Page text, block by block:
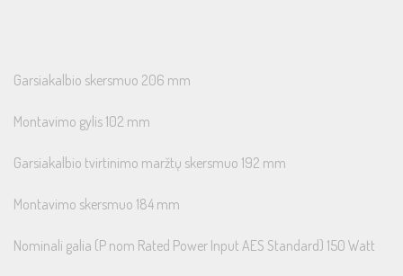
Garsiakalbio skersmuo 206 mm
Montavimo gylis 102 mm
Garsiakalbio tvirtinimo maržtų skersmuo 192 mm
Montavimo skersmuo 184 mm
Nominali galia (P nom Rated Power Input AES Standard) 150 Watt